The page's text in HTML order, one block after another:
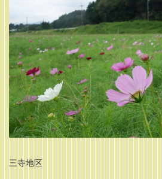
三寺地区